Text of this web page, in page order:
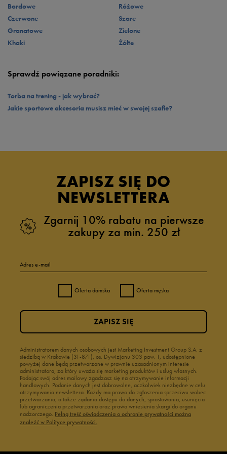
z oferty topowych marek i ciesz się świetnym stylem w najbardziej
Bordowe
Czerwone
Granatowe
Khaki
Różowe
Szare
Zielone
Żółte
Sprawdź powiązane poradniki:
Torba na trening - jak wybrać?
Jakie sportowe akcesoria musisz mieć w swojej szafie?
ZAPISZ SIĘ DO
NEWSLETTERA
Zgarnij 10% rabatu na pierwsze
zakupy za min. 250 zł
Adres e-mail
Oferta damska Oferta męska
Administratorem danych osobowych jest Marketing Investment Group S.A. z
siedzibą w Krakowie (31-871), os. Dywizjonu 303 paw. 1, udostępnione
powyżej dane będą przetwarzane w prawnie uzasadnionym interesie
administratora, za który uważa się marketing produktów i usług własnych.
Podając swój adres mailowy zgadzasz się na otrzymywanie informacji
handlowych. Podanie danych jest dobrowolne, aczkolwiek niezbędne w celu
otrzymywania newslettera. Każdy ma prawo do zgłoszenia sprzeciwu wobec
przetwarzania, a także żądania dostępu do danych, sprostowania, usunięcia
lub ograniczenia przetwarzania oraz prawo wniesienia skargi do organu
nadzorczego. Pełną treść oświadczenia o ochronie prywatności można
znaleźć w Polityce prywatności.
ZAPISZ SIĘ